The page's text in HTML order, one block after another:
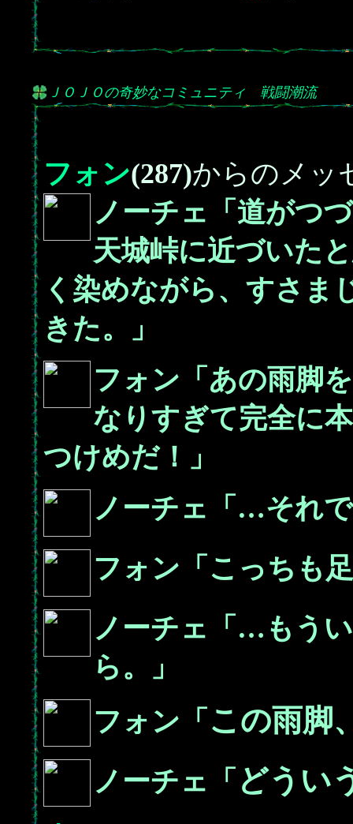
ＪＯＪＯの奇妙なコミュニティ 戦闘潮流
フォン(287)からのメッ
ノーチェ「道がつ
天城峠に近づいた
く染めながら、すさま
きた。」
フォン「あの雨脚
なりすぎて完全に
つけめだ！」
ノーチェ「…それ
フォン「こっちも
ノーチェ「…もう
ら。」
フォン「 この雨脚
ノーチェ「 どうい